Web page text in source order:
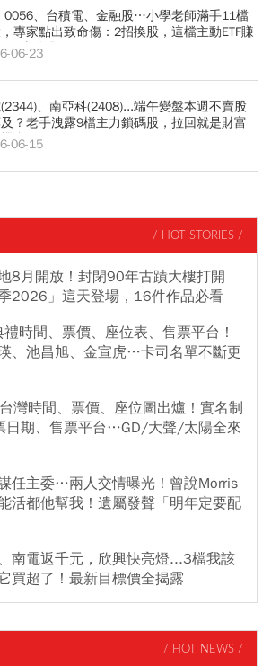
0056、台積電、金融股…小學老師滿手11檔
專家點出致命傷：2招換股，這檔主動ETF賺
噴發股
06-23
、南亞科(2408)...端午變盤本週不賣股
？老手洩露9檔主力鎖碼股，拉回就是財富
會
06-15
/ HOT STORIES /
8月開放！封閉90年古蹟大樓打開
2026」這天登場，16件作品必看
時間、票價、座位表、售票平台！
、池昌旭、金宣虎…卡司名單不斷更
灣時間、票價、座位圖出爐！實名制
日期、售票平台…GD/大聲/太陽全來
任主委…兩人交情曝光！曾說Morris
活都他幫我！遺屬發聲「明年定要配
南電返千元，欣興快亮燈...3檔我該
買超了！最新目標價全揭露
/ HOT NEWS /